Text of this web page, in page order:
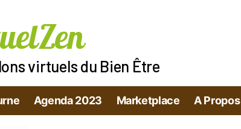
virtuels du Bien Être
Agenda 2023 Marketplace A Propos